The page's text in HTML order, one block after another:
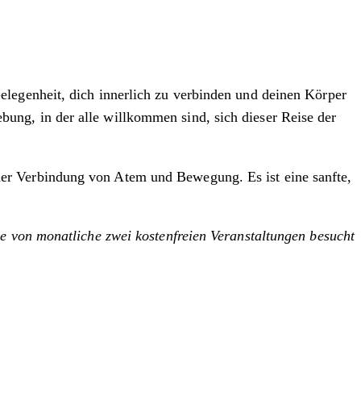
dich innerlich zu verbinden und deinen Körper
in der alle willkommen sind, sich dieser Reise der
Verbindung von Atem und Bewegung. Es ist eine sanfte,
monatliche zwei kostenfreien Veranstaltungen besucht